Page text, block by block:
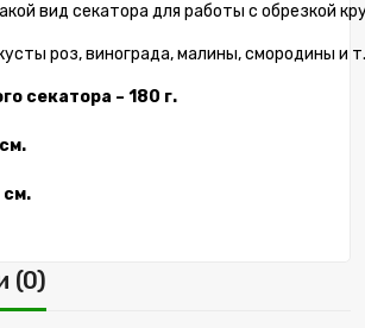
вид секатора для работы с обрезкой
роз, винограда, малины, смородины и
секатора – 180 г.
см.
(0)